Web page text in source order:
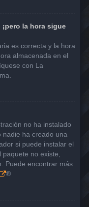
la hora sigue
es correcta y la hora
almacenada en el
con La
no ha instalado
ha creado una
si puede instalar el
no existe,
Puede encontrar más
®